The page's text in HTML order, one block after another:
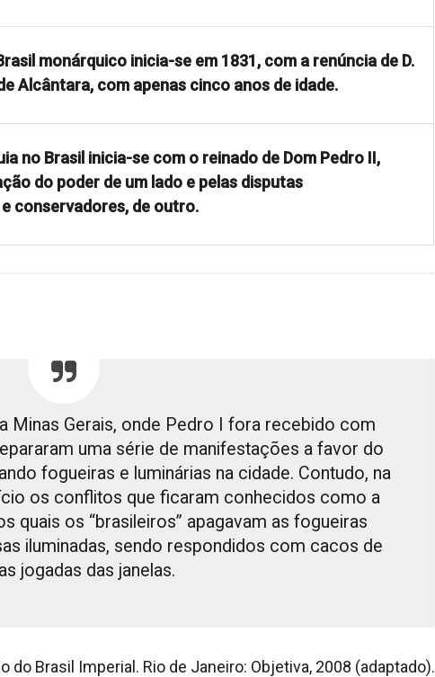
monárquico inicia-se em 1831, com a renúncia de D.
Alcântara, com apenas cinco anos de idade.
no Brasil inicia-se com o reinado de Dom Pedro II,
do poder de um lado e pelas disputas
conservadores, de outro.
Minas Gerais, onde Pedro I fora recebido com
uma série de manifestações a favor do
fogueiras e luminárias na cidade. Contudo, na
os conflitos que ficaram conhecidos como a
quais os “brasileiros” apagavam as fogueiras
iluminadas, sendo respondidos com cacos de
jogadas das janelas.
do Brasil Imperial. Rio de Janeiro: Objetiva, 2008 (adaptado).